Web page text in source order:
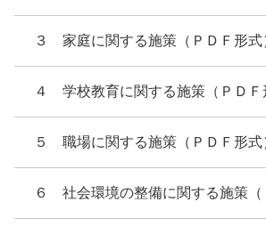
３ 家庭に関する施策（ＰＤＦ形式
４ 学校教育に関する施策（ＰＤＦ
５ 職場に関する施策（ＰＤＦ形式
６ 社会環境の整備に関する施策（